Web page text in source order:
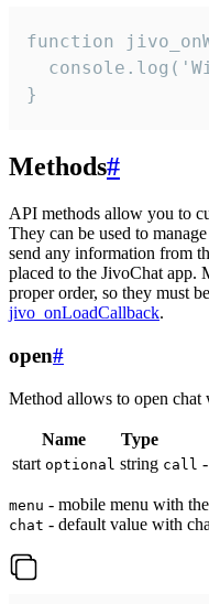
function
}
Methods#
API methods allow you to
They can be used to
send any information from
placed to the JivoChat app.
proper order, so they must
jivo_onLoadCallback.
open#
Method allows to open chat
Name Type
start optional string call
menu - mobile menu with
chat - default value with